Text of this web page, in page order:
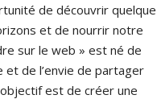
de découvrir quelque
et de nourrir notre
sur le web » est né de
et de l’envie de partager
est de créer une